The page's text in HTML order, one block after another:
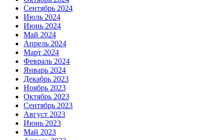
Сентябрь 2024
Июль 2024
Июнь 2024
Май 2024
Апрель 2024
Март 2024
Февраль 2024
Январь 2024
Декабрь 2023
Ноябрь 2023
Октябрь 2023
Сентябрь 2023
Август 2023
Июнь 2023
Май 2023